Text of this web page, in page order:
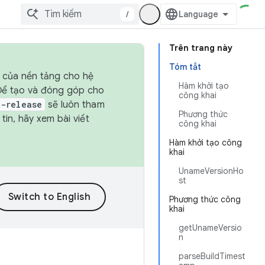
/
Trên trang này
Tóm tắt
Hàm khởi tạo
công khai
Phương thức
công khai
Hàm khởi tạo công
khai
UnameVersionHo
st
Phương thức công
khai
getUnameVersio
n
parseBuildTimest
nền tảng cho hệ
tạo và đóng góp cho
release sẽ luôn tham
hãy xem bài viết